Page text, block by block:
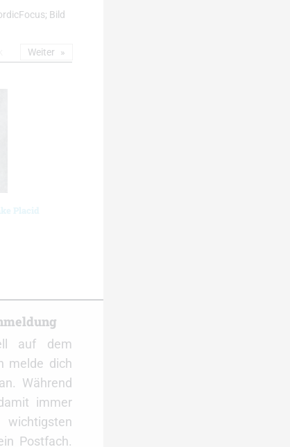
Bild
Placid
Weiter
auf dem
melde dich
Während
immer
Postfach.